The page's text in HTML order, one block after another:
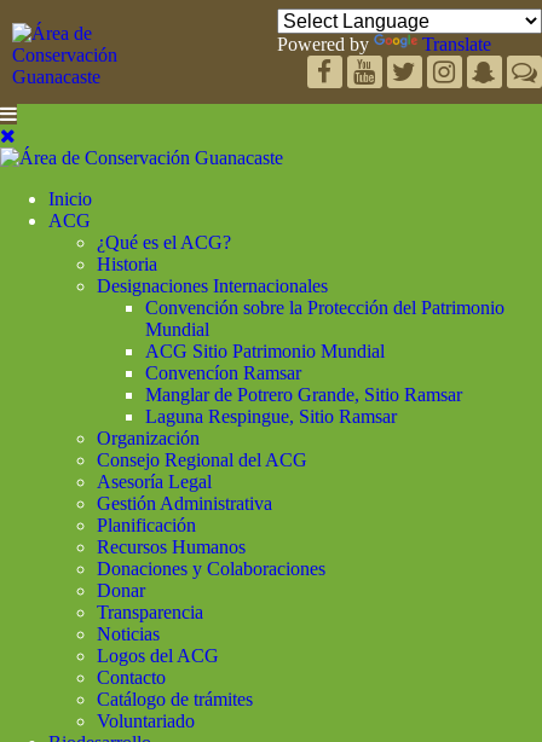
Powered by Translate
Inicio
ACG
¿Qué es el ACG?
Historia
Designaciones Internacionales
Convención sobre la Protección del Patrimonio
Mundial
ACG Sitio Patrimonio Mundial
Convencíon Ramsar
Manglar de Potrero Grande, Sitio Ramsar
Laguna Respingue, Sitio Ramsar
Organización
Consejo Regional del ACG
Asesoría Legal
Gestión Administrativa
Planificación
Recursos Humanos
Donaciones y Colaboraciones
Donar
Transparencia
Noticias
Logos del ACG
Contacto
Catálogo de trámites
Voluntariado